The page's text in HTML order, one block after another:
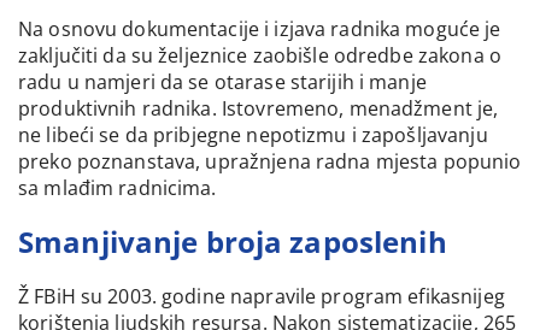
Na osnovu dokumentacije i izjava radnika moguće je
zaključiti da su željeznice zaobišle odredbe zakona o
radu u namjeri da se otarase starijih i manje
produktivnih radnika. Istovremeno, menadžment je,
ne libeći se da pribjegne nepotizmu i zapošljavanju
preko poznanstava, upražnjena radna mjesta popunio
sa mlađim radnicima.
Smanjivanje broja zaposlenih
Ž FBiH su 2003. godine napravile program efikasnijeg
korištenja ljudskih resursa. Nakon sistematizacije, 265